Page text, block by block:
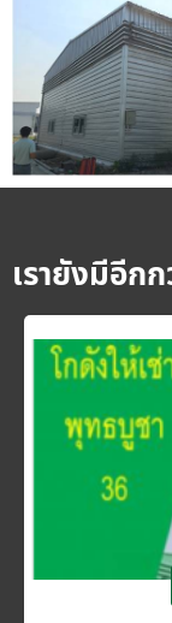
เรายังมีอีก